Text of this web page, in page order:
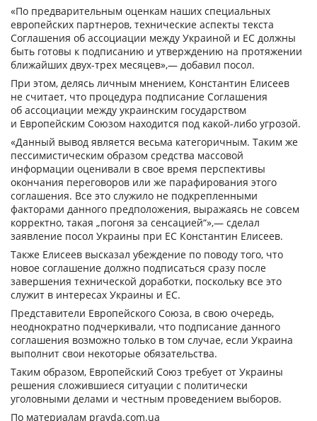
«По предварительным оценкам наших специальных
европейских партнеров, технические аспекты текста
Соглашения об ассоциации между Украиной и ЕС должны
быть готовы к подписанию и утверждению на протяжении
ближайших двух-трех месяцев»,— добавил посол.
При этом, делясь личным мнением, Константин Елисеев
не считает, что процедура подписание Соглашения
об ассоциации между украинским государством
и Европейским Союзом находится под какой-либо угрозой.
«Данный вывод является весьма категоричным. Таким же
пессимистическим образом средства массовой
информации оценивали в свое время перспективы
окончания переговоров или же парафирования этого
соглашения. Все это служило не подкрепленными
факторами данного предположения, выражаясь не совсем
корректно, такая „погоня за сенсацией“»,— сделал
заявление посол Украины при ЕС Константин Елисеев.
Также Елисеев высказал убеждение по поводу того, что
новое соглашение должно подписаться сразу после
завершения технической доработки, поскольку все это
служит в интересах Украины и ЕС.
Представители Европейского Союза, в свою очередь,
неоднократно подчеркивали, что подписание данного
соглашения возможно только в том случае, если Украина
выполнит свои некоторые обязательства.
Таким образом, Европейский Союз требует от Украины
решения сложившиеся ситуации с политически
уголовными делами и честным проведением выборов.
По материалам pravda.com.ua